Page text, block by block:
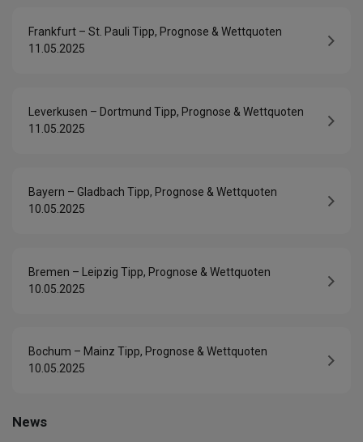
Frankfurt – St. Pauli Tipp, Prognose & Wettquoten
11.05.2025
Leverkusen – Dortmund Tipp, Prognose & Wettquoten
11.05.2025
Bayern – Gladbach Tipp, Prognose & Wettquoten
10.05.2025
Bremen – Leipzig Tipp, Prognose & Wettquoten
10.05.2025
Bochum – Mainz Tipp, Prognose & Wettquoten
10.05.2025
News